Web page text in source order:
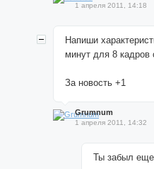
1 апреля 2011, 14:18
Напиши
минут для 8
За новость +1
Grumnum
1 апреля 2011, 14:32
Ты забыл еще